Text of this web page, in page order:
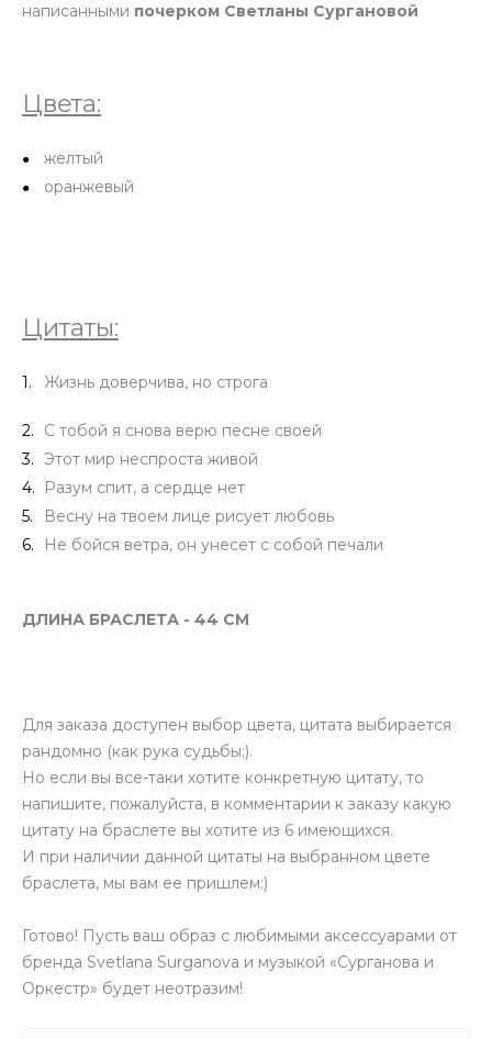
написанными почерком Светланы Сургановой
Цвета:
желтый
оранжевый
Цитаты:
Жизнь доверчива, но строга
С тобой я снова верю песне своей
Этот мир неспроста живой
Разум спит, а сердце нет
Весну на твоем лице рисует любовь
Не бойся ветра, он унесет с собой печали
ДЛИНА БРАСЛЕТА - 44 СМ
Для заказа доступен выбор цвета, цитата выбирается
рандомно (как рука судьбы;).
Но если вы все-таки хотите конкретную цитату, то
напишите, пожалуйста, в комментарии к заказу какую
цитату на браслете вы хотите из 6 имеющихся.
И при наличии данной цитаты на выбранном цвете
браслета, мы вам ее пришлем:)
Готово! Пусть ваш образ с любимыми аксессуарами от
бренда Svetlana Surganova и музыкой «Сурганова и
Оркестр» будет неотразим!